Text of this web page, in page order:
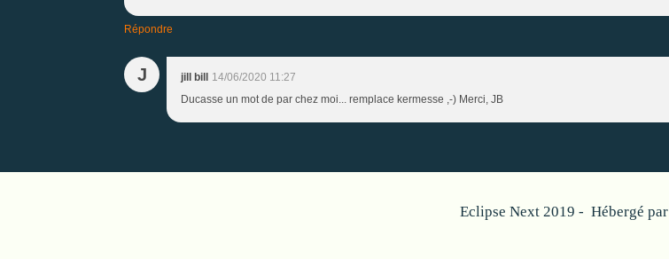
Répondre
J jill bill 14/06/2020 11:27
Ducasse un mot de par chez moi... remplace kermesse ,-) Merci, JB
Eclipse Next 2019 - Hébergé par